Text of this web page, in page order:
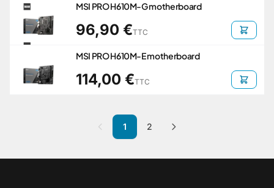
MSI PRO H610M-G motherboard
96,90 €TTC
MSI PRO H610M-E motherboard
114,00 €TTC
1 2